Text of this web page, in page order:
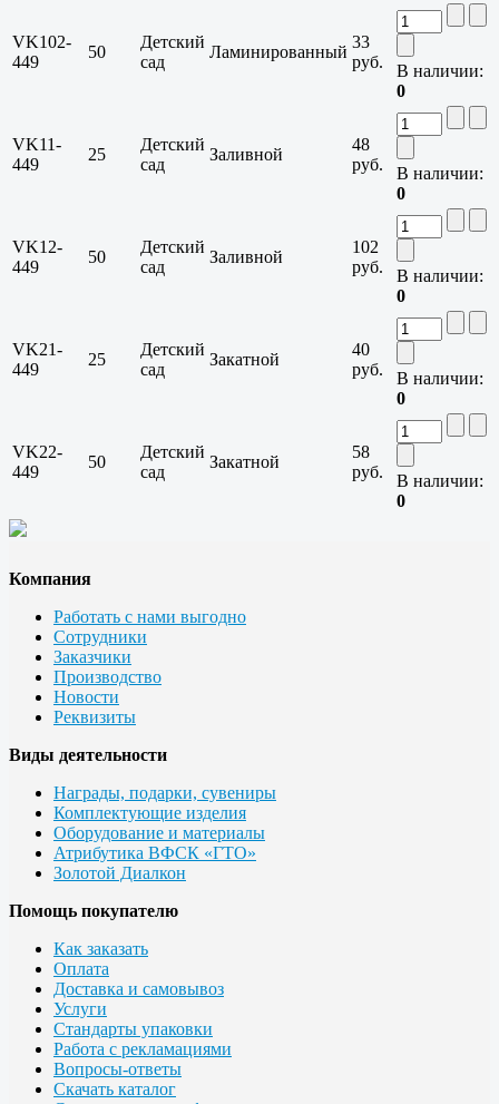
VK102-
449
50
Детский
сад
Ламинированный
33
руб.
В наличии:
0
VK11-
449
25
Детский
сад
Заливной
48
руб.
В наличии:
0
VK12-
449
50
Детский
сад
Заливной
102
руб.
В наличии:
0
VK21-
449
25
Детский
сад
Закатной
40
руб.
В наличии:
0
VK22-
449
50
Детский
сад
Закатной
58
руб.
В наличии:
0
Компания
Работать с нами выгодно
Сотрудники
Заказчики
Производство
Новости
Реквизиты
Виды деятельности
Награды, подарки, сувениры
Комплектующие изделия
Оборудование и материалы
Атрибутика ВФСК «ГТО»
Золотой Диалкон
Помощь покупателю
Как заказать
Оплата
Доставка и самовывоз
Услуги
Стандарты упаковки
Работа с рекламациями
Вопросы-ответы
Скачать каталог